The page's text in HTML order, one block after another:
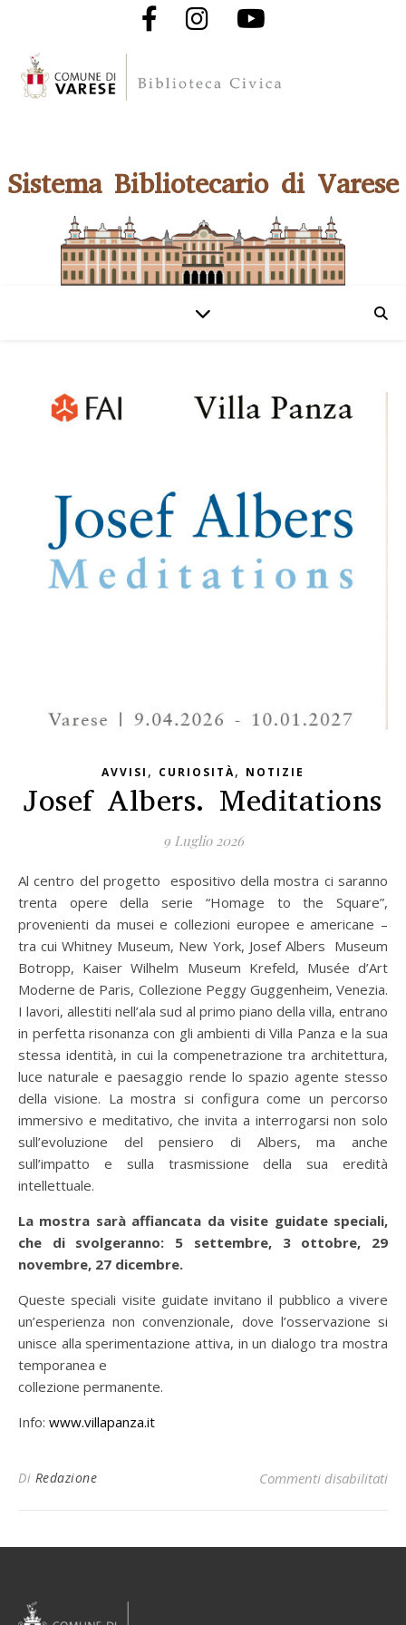
Sistema Bibliotecario di Varese
AVVISI , CURIOSITÀ, NOTIZIE
Josef Albers. Meditations
9 Luglio 2026
Al centro del progetto espositivo della mostra ci saranno
trenta opere della serie “Homage to the Square”,
provenienti da musei e collezioni europee e americane –
tra cui Whitney Museum, New York, Josef Albers Museum
Botropp, Kaiser Wilhelm Museum Krefeld, Musée d’Art
Moderne de Paris, Collezione Peggy Guggenheim, Venezia.
I lavori, allestiti nell’ala sud al primo piano della villa, entrano
in perfetta risonanza con gli ambienti di Villa Panza e la sua
stessa identità, in cui la compenetrazione tra architettura,
luce naturale e paesaggio rende lo spazio agente stesso
della visione. La mostra si configura come un percorso
immersivo e meditativo, che invita a interrogarsi non solo
sull’evoluzione del pensiero di Albers, ma anche
sull’impatto e sulla trasmissione della sua eredità
intellettuale.
La mostra sarà affiancata da visite guidate speciali,
che di svolgeranno: 5 settembre, 3 ottobre, 29
novembre, 27 dicembre.
Queste speciali visite guidate invitano il pubblico a vivere
un’esperienza non convenzionale, dove l’osservazione si
unisce alla sperimentazione attiva, in un dialogo tra mostra
temporanea e
collezione permanente.
Info: www.villapanza.it
Di Redazione Commenti disabilitati